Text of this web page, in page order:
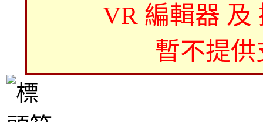
VR 編輯器 及
暫不提